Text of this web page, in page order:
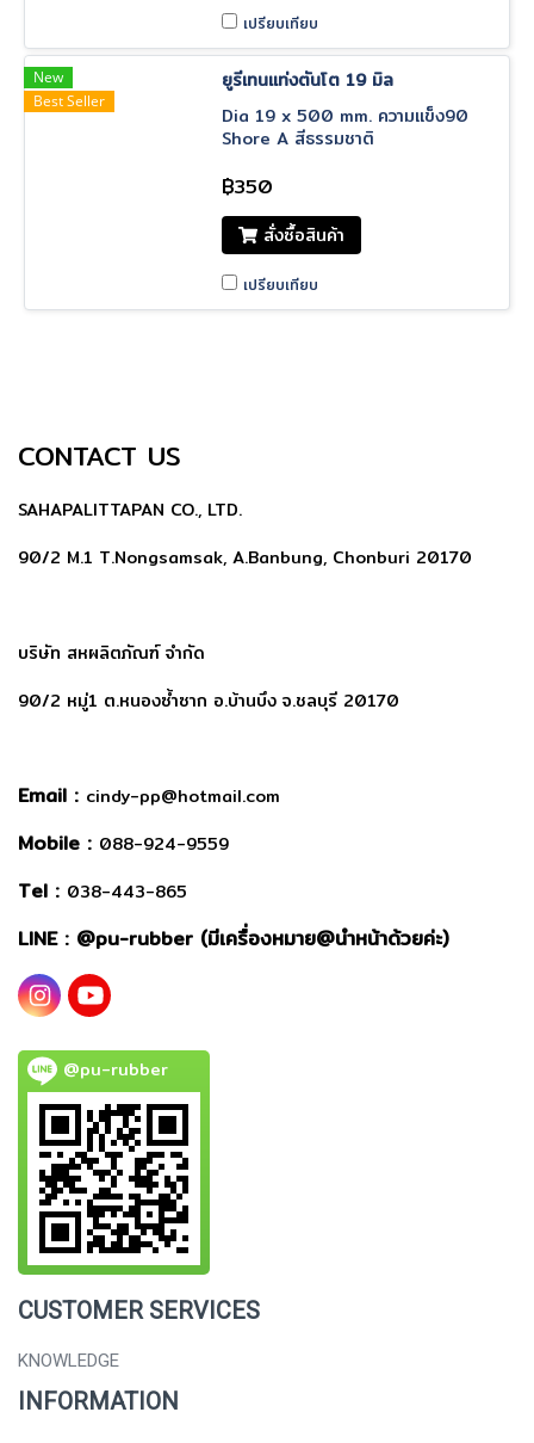
เปรียบเทียบ
New
Best Seller
ยูรีเทนแท่งตันโต 19 มิล
Dia 19 x 500 mm. ความแข็ง90
Shore A สีธรรมชาติ
฿350
สั่งซื้อสินค้า
เปรียบเทียบ
CONTACT US
SAHAPALITTAPAN CO., LTD.
90/2 M.1 T.Nongsamsak, A.Banbung, Chonburi 20170
บริษัท สหผลิตภัณฑ์ จำกัด
90/2 หมู่1 ต.หนองซ้ำซาก อ.บ้านบึง จ.ชลบุรี 20170
Email : cindy-pp@hotmail.com
Mobile : 088-924-9559
Tel : 038-443-865
LINE : @pu-rubber (มีเครื่องหมาย@นำหน้าด้วยค่ะ)
@pu-rubber
CUSTOMER SERVICES
KNOWLEDGE
INFORMATION